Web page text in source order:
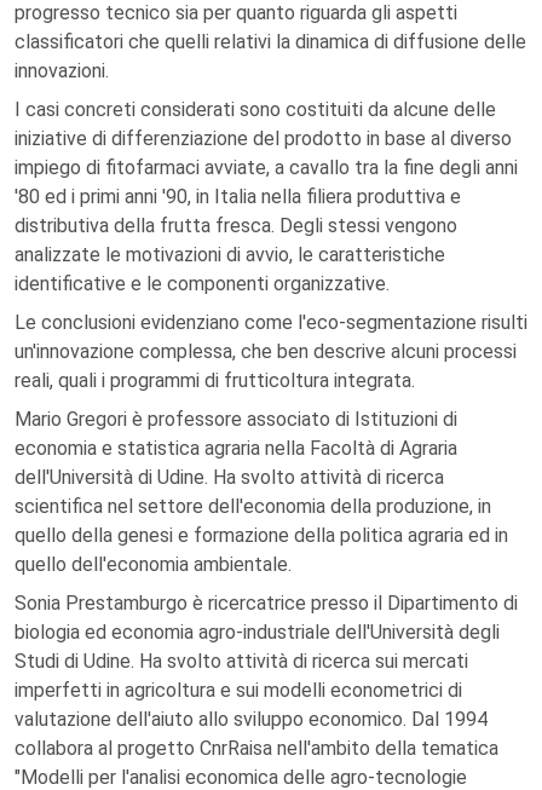
progresso tecnico sia per quanto riguarda gli aspetti
classificatori che quelli relativi la dinamica di diffusione delle
innovazioni.
I casi concreti considerati sono costituiti da alcune delle
iniziative di differenziazione del prodotto in base al diverso
impiego di fitofarmaci avviate, a cavallo tra la fine degli anni
'80 ed i primi anni '90, in Italia nella filiera produttiva e
distributiva della frutta fresca. Degli stessi vengono
analizzate le motivazioni di avvio, le caratteristiche
identificative e le componenti organizzative.
Le conclusioni evidenziano come l'eco-segmentazione risulti
un'innovazione complessa, che ben descrive alcuni processi
reali, quali i programmi di frutticoltura integrata.
Mario Gregori è professore associato di Istituzioni di
economia e statistica agraria nella Facoltà di Agraria
dell'Università di Udine. Ha svolto attività di ricerca
scientifica nel settore dell'economia della produzione, in
quello della genesi e formazione della politica agraria ed in
quello dell'economia ambientale.
Sonia Prestamburgo è ricercatrice presso il Dipartimento di
biologia ed economia agro-industriale dell'Università degli
Studi di Udine. Ha svolto attività di ricerca sui mercati
imperfetti in agricoltura e sui modelli econometrici di
valutazione dell'aiuto allo sviluppo economico. Dal 1994
collabora al progetto CnrRaisa nell'ambito della tematica
"Modelli per l'analisi economica delle agro-tecnologie